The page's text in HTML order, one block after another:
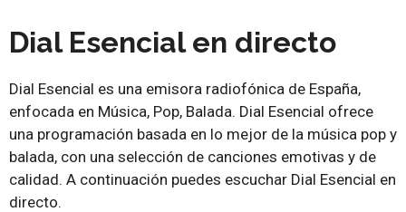
Dial Esencial en directo
Dial Esencial es una emisora radiofónica de España,
enfocada en Música, Pop, Balada. Dial Esencial ofrece
una programación basada en lo mejor de la música pop y
balada, con una selección de canciones emotivas y de
calidad. A continuación puedes escuchar Dial Esencial en
directo.